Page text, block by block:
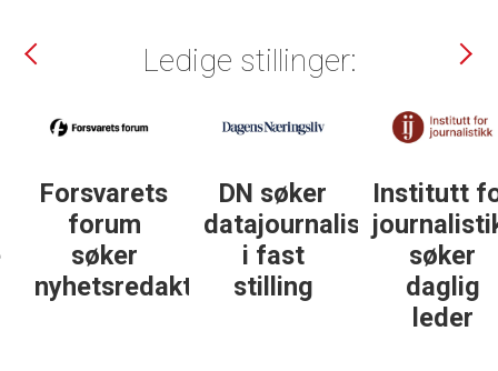
Ledige stillinger:
DN søker
datajournalist
i fast
stilling
Institutt for
journalistikk
søker
daglig
DN søker
journalist
personlig
økonomi